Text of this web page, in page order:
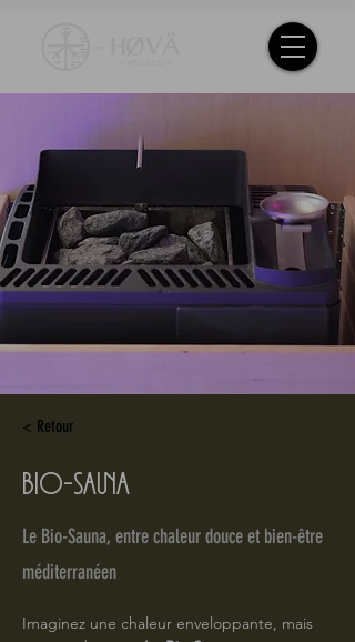
< Retour
BIO-Sauna
Le Bio-Sauna, entre chaleur douce et bien-être
méditerranéen
Imaginez une chaleur enveloppante, mais